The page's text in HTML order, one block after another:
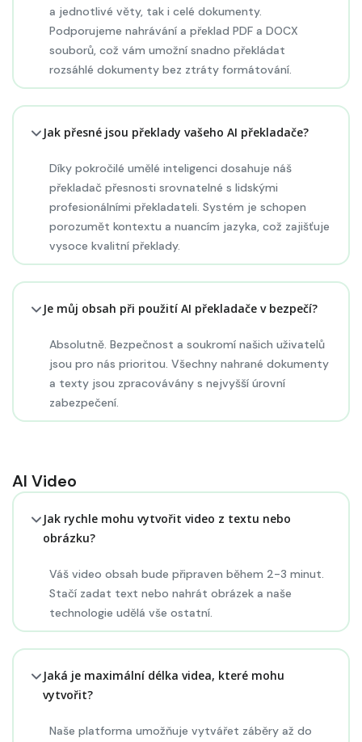
a jednotlivé věty, tak i celé dokumenty.
Podporujeme nahrávání a překlad PDF a DOCX
souborů, což vám umožní snadno překládat
rozsáhlé dokumenty bez ztráty formátování.
Jak přesné jsou překlady vašeho AI překladače?
Díky pokročilé umělé inteligenci dosahuje náš
překladač přesnosti srovnatelné s lidskými
profesionálními překladateli. Systém je schopen
porozumět kontextu a nuancím jazyka, což zajišťuje
vysoce kvalitní překlady.
Je můj obsah při použití AI překladače v bezpečí?
Absolutně. Bezpečnost a soukromí našich uživatelů
jsou pro nás prioritou. Všechny nahrané dokumenty
a texty jsou zpracovávány s nejvyšší úrovní
zabezpečení.
AI Video
Jak rychle mohu vytvořit video z textu nebo
obrázku?
Váš video obsah bude připraven během 2-3 minut.
Stačí zadat text nebo nahrát obrázek a naše
technologie udělá vše ostatní.
Jaká je maximální délka videa, které mohu
vytvořit?
Naše platforma umožňuje vytvářet záběry až do